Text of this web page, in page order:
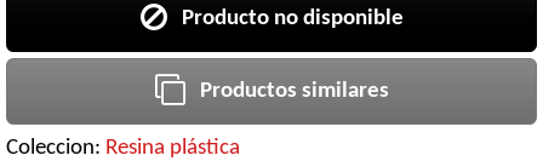
Producto no disponible
Productos similares
Coleccion: Resina plástica